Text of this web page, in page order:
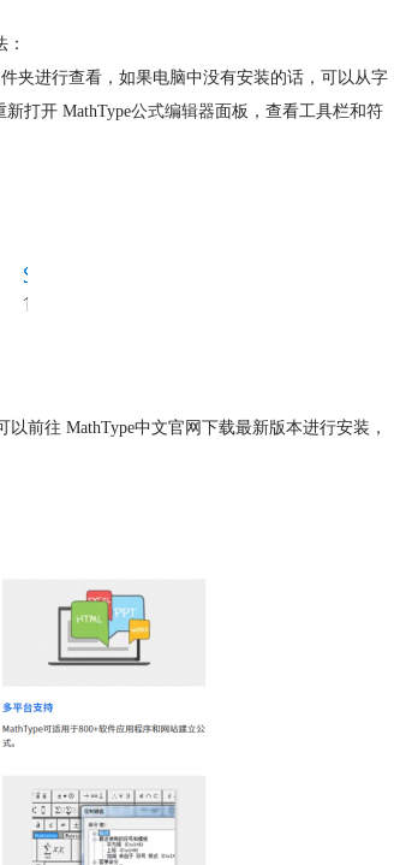
夹进行查看，如果电脑中没有安装的话，可以从字
打开 MathType公式编辑器面板，查看工具栏和符
前往 MathType中文官网下载最新版本进行安装，